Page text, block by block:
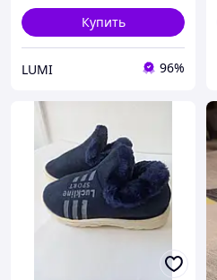
Купить
LUMI 96%